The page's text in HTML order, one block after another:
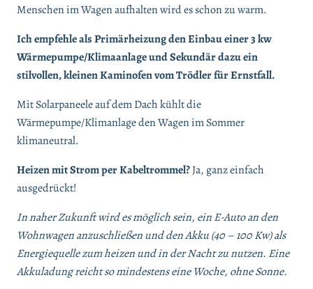
Menschen im Wagen aufhalten wird es schon zu warm.
Ich empfehle als Primärheizung den Einbau einer 3 kw
Wärmepumpe/Klimaanlage und Sekundär dazu ein
stilvollen, kleinen Kaminofen vom Trödler für Ernstfall.
Mit Solarpaneele auf dem Dach kühlt die
Wärmepumpe/Klimanlage den Wagen im Sommer
klimaneutral.
Heizen mit Strom per Kabeltrommel?Ja, ganz einfach
ausgedrückt!
In naher Zukunft wird es möglich sein, ein E-Auto an den
Wohnwagen anzuschließen und den Akku (40 – 100 Kw) als
Energiequelle zum heizen und in der Nacht zu nutzen. Eine
Akkuladung reicht so mindestens eine Woche, ohne Sonne.